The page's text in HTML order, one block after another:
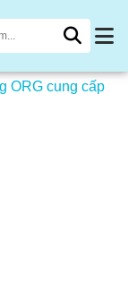
ORG cung cấp